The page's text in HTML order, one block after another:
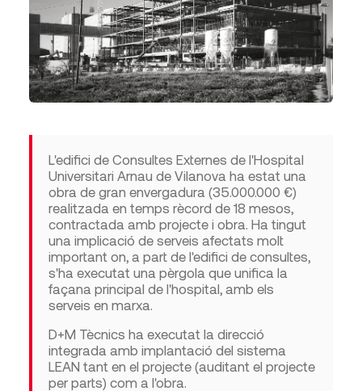
L'edifici de Consultes Externes de l'Hospital
Universitari Arnau de Vilanova ha estat una
obra de gran envergadura (35.000.000 €)
realitzada en temps rècord de 18 mesos,
contractada amb projecte i obra. Ha tingut
una implicació de serveis afectats molt
important on, a part de l'edifici de consultes,
s'ha executat una pèrgola que unifica la
façana principal de l'hospital, amb els
serveis en marxa.
D+M Tècnics ha executat la direcció
integrada amb implantació del sistema
LEAN tant en el projecte (auditant el projecte
per parts) com a l'obra.